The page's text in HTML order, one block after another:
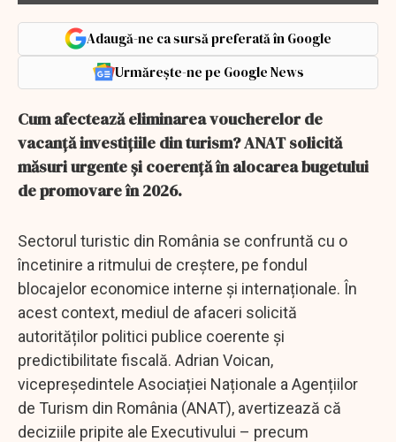
Adaugă-ne ca sursă preferată în Google
Urmărește-ne pe Google News
Cum afectează eliminarea voucherelor de
vacanță investițiile din turism? ANAT solicită
măsuri urgente și coerență în alocarea bugetului
de promovare în 2026.
Sectorul turistic din România se confruntă cu o
încetinire a ritmului de creștere, pe fondul
blocajelor economice interne și internaționale. În
acest context, mediul de afaceri solicită
autorităților politici publice coerente și
predictibilitate fiscală. Adrian Voican,
vicepreședintele Asociației Naționale a Agențiilor
de Turism din România (ANAT), avertizează că
deciziile pripite ale Executivului – precum